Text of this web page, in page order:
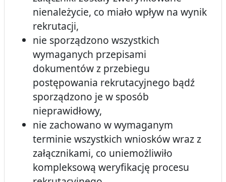
nienależycie, co miało wpływ na wynik
rekrutacji,
nie sporządzono wszystkich
wymaganych przepisami
dokumentów z przebiegu
postępowania rekrutacyjnego bądź
sporządzono je w sposób
nieprawidłowy,
nie zachowano w wymaganym
terminie wszystkich wniosków wraz z
załącznikami, co uniemożliwiło
kompleksową weryfikację procesu